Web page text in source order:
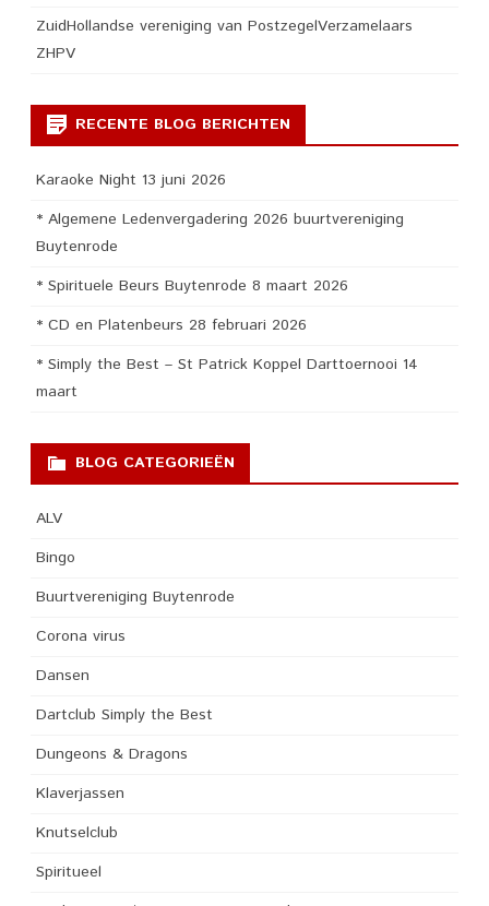
ZuidHollandse vereniging van PostzegelVerzamelaars
ZHPV
RECENTE BLOG BERICHTEN
Karaoke Night 13 juni 2026
* Algemene Ledenvergadering 2026 buurtvereniging
Buytenrode
* Spirituele Beurs Buytenrode 8 maart 2026
* CD en Platenbeurs 28 februari 2026
* Simply the Best – St Patrick Koppel Darttoernooi 14
maart
BLOG CATEGORIEËN
ALV
Bingo
Buurtvereniging Buytenrode
Corona virus
Dansen
Dartclub Simply the Best
Dungeons & Dragons
Klaverjassen
Knutselclub
Spiritueel